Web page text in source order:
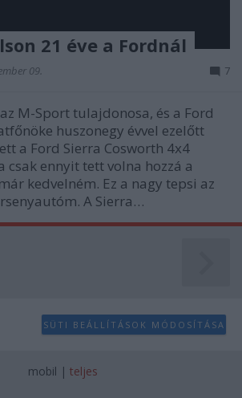
21 éve a Fordnál
09. 7
M-Sport tulajdonosa, és a Ford
huszonegy évvel ezelőtt
a Ford Sierra Cosworth 4x4
csak ennyit tett volna hozzá a
kedvelném. Ez a nagy tepsi az
A Sierra…
SÜTI BEÁLLÍTÁSOK MÓDOSÍTÁSA
mobil | teljes